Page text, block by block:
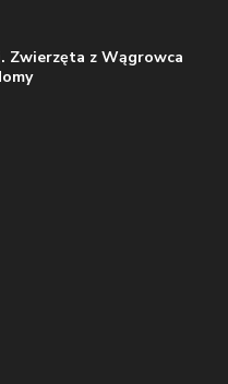
Zwierzęta z Wągrowca